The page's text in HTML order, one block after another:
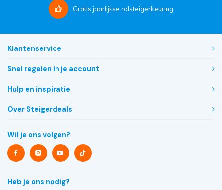
Gratis jaarlijkse rolsteigerkeuring
Klantenservice
Snel regelen in je account
Hulp en inspiratie
Over Steigerdeals
Wil je ons volgen?
Heb je ons nodig?